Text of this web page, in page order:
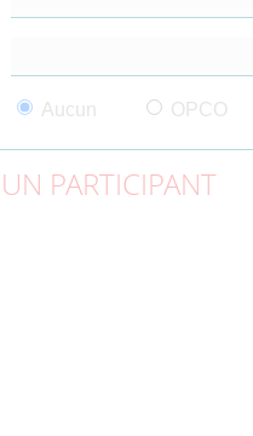
Aucun OPCO
PARTICIPANT